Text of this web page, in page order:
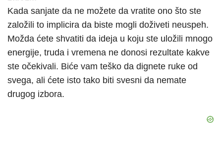
Kada sanjate da ne možete da vratite ono što ste
založili to implicira da biste mogli doživeti neuspeh.
Možda ćete shvatiti da ideja u koju ste uložili mnogo
energije, truda i vremena ne donosi rezultate kakve
ste očekivali. Biće vam teško da dignete ruke od
svega, ali ćete isto tako biti svesni da nemate
drugog izbora.